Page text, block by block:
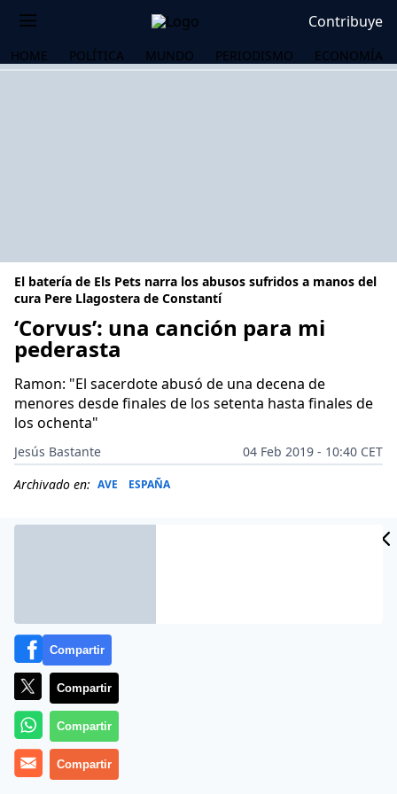
Contribuye
HOME POLÍTICA MUNDO PERIODISMO ECONOMÍA
El batería de Els Pets narra los abusos sufridos a manos del
cura Pere Llagostera de Constantí
‘Corvus’: una canción para mi
pederasta
Ramon: "El sacerdote abusó de una decena de
menores desde finales de los setenta hasta finales de
los ochenta"
Jesús Bastante
04 Feb 2019 - 10:40 CET
Archivado en: AVE ESPAÑA
Jesús Bastante/Agencias
Compartir
Compartir
Compartir
Compartir